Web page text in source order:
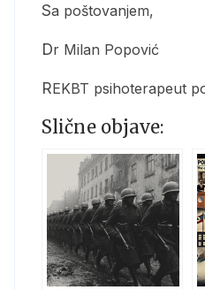
Sa poštovanjem,
Dr Milan Popović
REKBT psihoterapeut
Slične objave: